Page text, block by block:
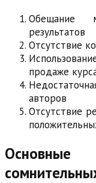
Обещание
результатов
Отсутствие
продаже
авторов
Отсутствие